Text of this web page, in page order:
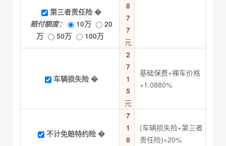
第三者责任险 �
赔付额度：
10万
20
万
50万 100万
8
7
7
元
车辆损失险 �
2
7
1
5
元
基础保费+裸车价格
×1.0880%
不计免赔特约险 �
7
1
8
(车辆损失险+第三者
责任险)×20%